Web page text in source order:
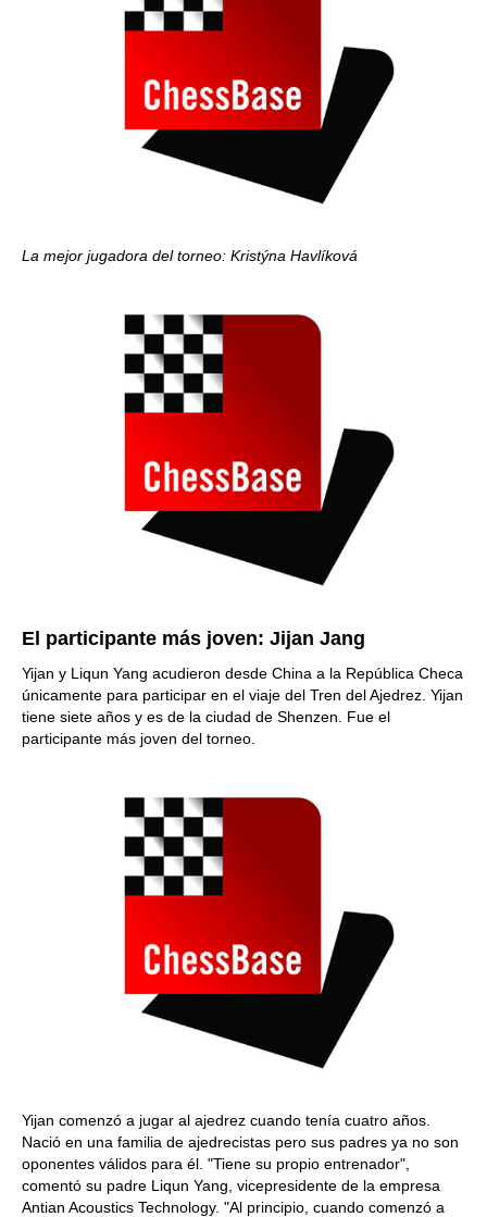
La mejor jugadora del torneo: Kristýna Havlíková
El participante más joven: Jijan Jang
Yijan y Liqun Yang acudieron desde China a la República Checa
únicamente para participar en el viaje del Tren del Ajedrez. Yijan
tiene siete años y es de la ciudad de Shenzen. Fue el
participante más joven del torneo.
Yijan comenzó a jugar al ajedrez cuando tenía cuatro años.
Nació en una familia de ajedrecistas pero sus padres ya no son
oponentes válidos para él. "Tiene su propio entrenador",
comentó su padre Liqun Yang, vicepresidente de la empresa
Antian Acoustics Technology. "Al principio, cuando comenzó a